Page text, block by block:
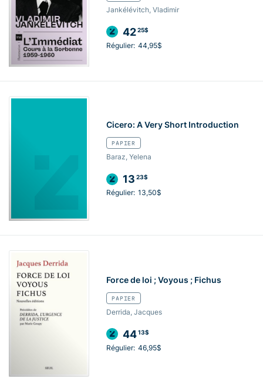
Jankélévitch, Vladimir
4225$
Régulier: 44,95$
Cicero: A Very Short Introduction
PAPIER
Baraz, Yelena
13 23$
Régulier: 13,50$
Force de loi ; Voyous ; Fichus
PAPIER
Derrida, Jacques
4413$
Régulier: 46,95$